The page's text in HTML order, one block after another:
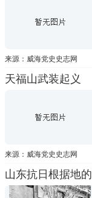
来源：威海党史史志网
天福山武装起义
来源：威海党史史志网
山东抗日根据地